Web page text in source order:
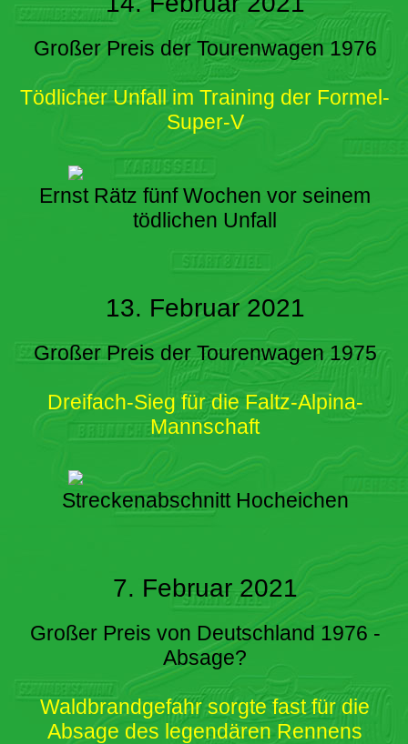
Großer Preis der Tourenwagen 1976
Tödlicher Unfall im Training der Formel-
Super-V
Ernst Rätz fünf Wochen vor seinem
tödlichen Unfall
13. Februar 2021
Großer Preis der Tourenwagen 1975
Dreifach-Sieg für die Faltz-Alpina-
Mannschaft
Streckenabschnitt Hocheichen
7. Februar 2021
Großer Preis von Deutschland 1976 -
Absage?
Waldbrandgefahr sorgte fast für die
Absage des legendären Rennens